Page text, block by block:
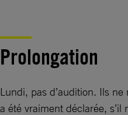
Prolongation
Lundi, pas d’audition. Ils
a été vraiment déclarée,